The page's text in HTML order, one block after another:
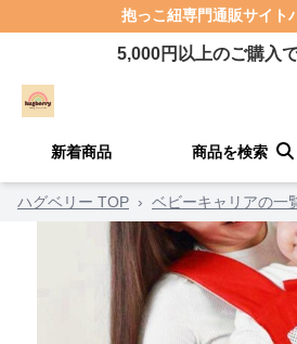
抱っこ紐専門通販サイト
5,000円以上のご購入
新着商品 商品を検索
ハグベリー TOP › ベビーキャリアの一